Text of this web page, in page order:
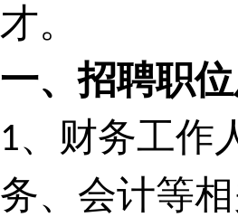
才。
一、招聘职
1、财务工作
务、会计等